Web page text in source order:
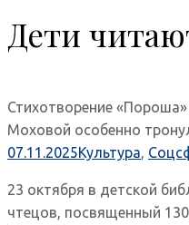
Дети
Стихотворение
Моховой особенно
07.11.2025Культура,
23 октября в детской
чтецов, посвященный